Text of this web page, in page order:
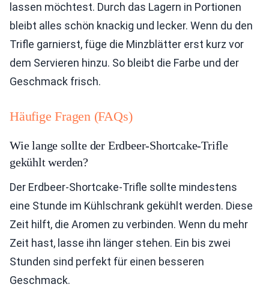
lassen möchtest. Durch das Lagern in Portionen
bleibt alles schön knackig und lecker. Wenn du den
Trifle garnierst, füge die Minzblätter erst kurz vor
dem Servieren hinzu. So bleibt die Farbe und der
Geschmack frisch.
Häufige Fragen (FAQs)
Wie lange sollte der Erdbeer-Shortcake-Trifle
gekühlt werden?
Der Erdbeer-Shortcake-Trifle sollte mindestens
eine Stunde im Kühlschrank gekühlt werden. Diese
Zeit hilft, die Aromen zu verbinden. Wenn du mehr
Zeit hast, lasse ihn länger stehen. Ein bis zwei
Stunden sind perfekt für einen besseren
Geschmack.